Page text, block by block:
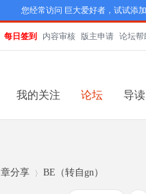
您经常访问 巨大爱好者，试试添
每日签到 内容审核 版主申请 论坛帮
我的关注 论坛 导读
分享 BE（转自gn）